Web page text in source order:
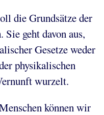
die Grundsätze der
geht davon aus,
Gesetze weder
physikalischen
wurzelt.
können wir